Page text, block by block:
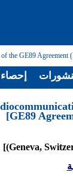
GE89